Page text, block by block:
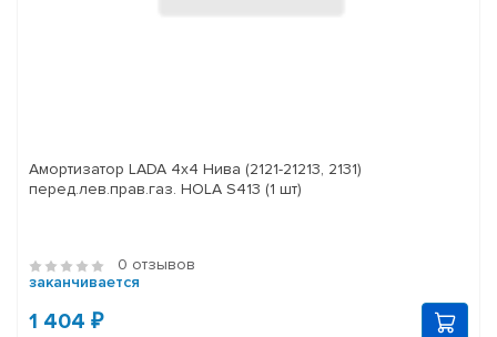
Амортизатор LADA 4x4 Нива (2121-21213, 2131)
перед.лев.прав.газ. HOLA S413 (1 шт)
0 отзывов
заканчивается
1 404 ₽